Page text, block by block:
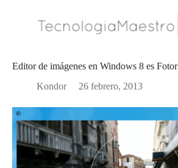
Editor de imágenes en Windows 8 es Fotor
Kondor
26 febrero, 2013